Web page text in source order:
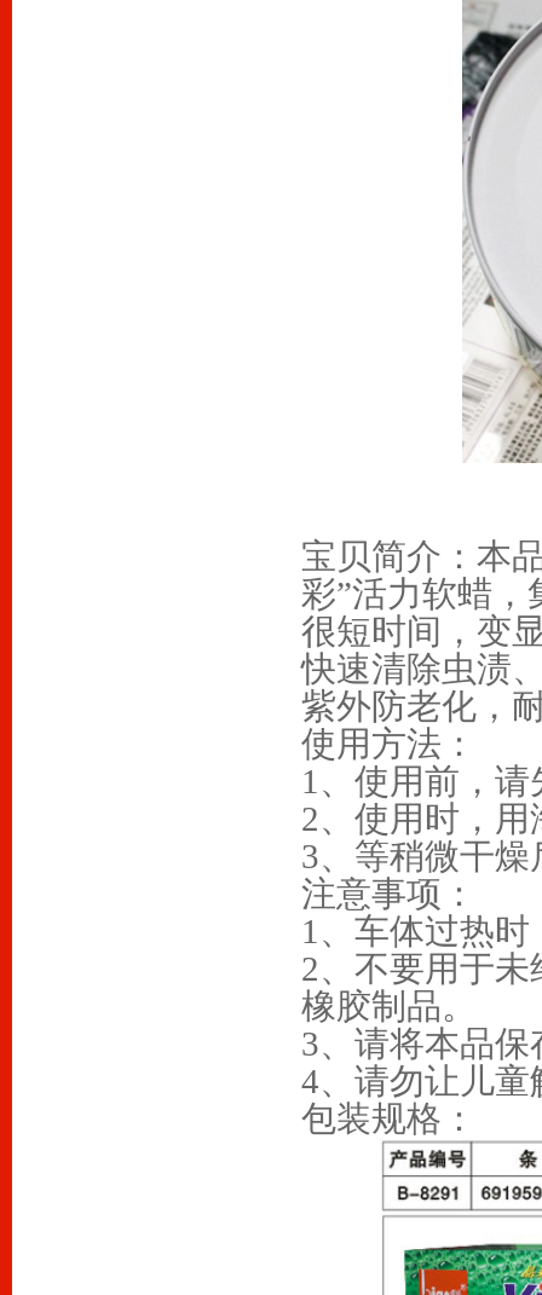
宝贝简介：本
彩”活力软蜡
很短时间，变
快速清除虫渍
紫外防老化，
使用方法：
1、使用前，
2、使用时，
3、等稍微干
注意事项：
1、车体过热
2、不要用于
橡胶制品。
3、请将本品
4、请勿让儿童
包装规格：